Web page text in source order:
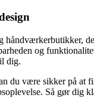
håndværkerbutikker,
og
dig.
du være sikker på at
Så gør dig